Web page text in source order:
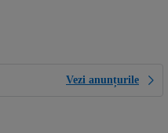
Vezi anunțurile